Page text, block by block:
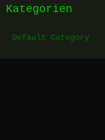
Kategorien
Default Category